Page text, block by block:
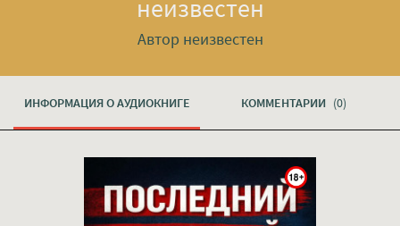
неизвестен
Автор неизвестен
ИНФОРМАЦИЯ О АУДИОКНИГЕ КОММЕНТАРИИ (0)